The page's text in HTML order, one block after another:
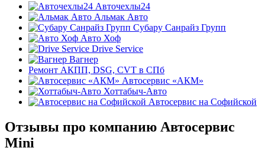
Авточехлы24
Альмак Авто
Субару Санрайз Групп
Авто Хоф
Drive Service
Вагнер
Ремонт АКПП, DSG, CVT в СПб
Автосервис «АКМ»
Хоттабыч-Авто
Автосервис на Софийской
Отзывы про компанию Автосервис
Mini